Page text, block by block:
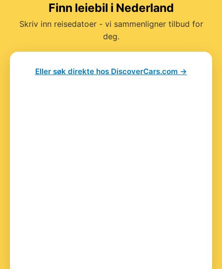
Finn leiebil i Nederland
Skriv inn reisedatoer - vi sammenligner tilbud for
deg.
Eller søk direkte hos DiscoverCars.com →